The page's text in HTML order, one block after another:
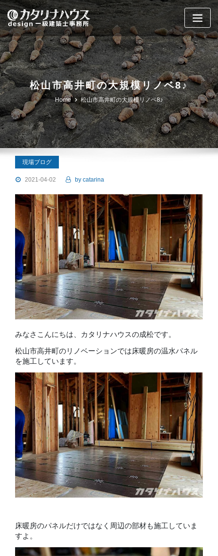
Skip
to
content
松山市高井町の大規模リノベ8♪
Home 松山市高井町の大規模リノベ8♪
現場ブログ
2021-04-02 by catarina
みなさこんにちは、カタリナハウスの成松です。
松山市高井町のリノベーションでは床暖房の温水パネル
を施工しています。
床暖房のパネルだけではなく周辺の部材も施工していま
すよ。